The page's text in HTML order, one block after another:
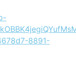
8891-